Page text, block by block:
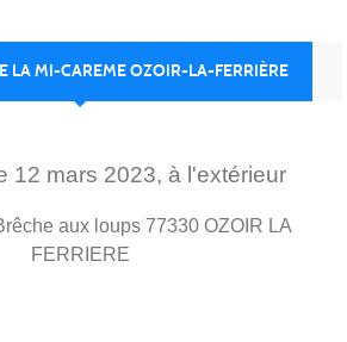
LA MI-CAREME OZOIR-LA-FERRIÈRE
12 mars 2023, à l'extérieur
aux loups 77330 OZOIR LA
FERRIERE